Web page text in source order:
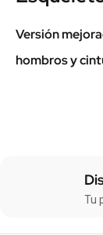
Versión
hombros y
Tu